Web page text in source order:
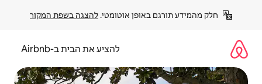
אוטומטי. להצגה בשפת המקור
להציע את הבית ב-Airbnb